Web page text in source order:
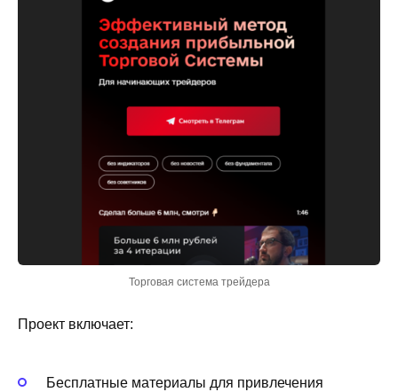
Торговая система трейдера
Проект включает:
Бесплатные материалы для привлечения